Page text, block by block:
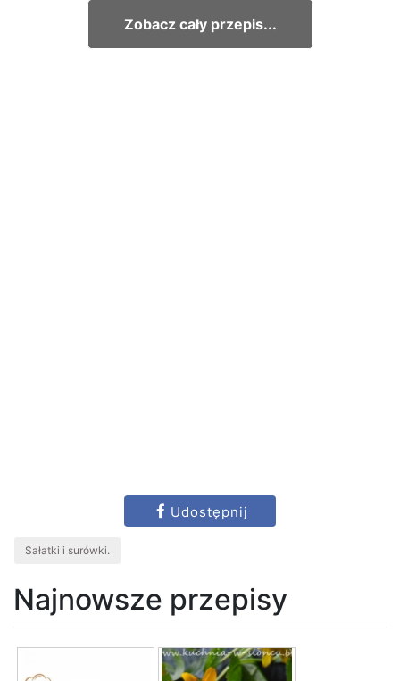
Zobacz cały przepis...
Udostępnij
Sałatki i surówki.
Najnowsze przepisy